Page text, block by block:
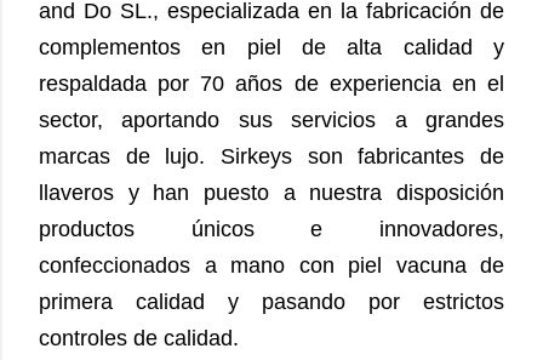
and Do SL., especializada en la fabricación de
complementos en piel de alta calidad y
respaldada por 70 años de experiencia en el
sector, aportando sus servicios a grandes
marcas de lujo. Sirkeys son fabricantes de
llaveros y han puesto a nuestra disposición
productos únicos e innovadores,
confeccionados a mano con piel vacuna de
primera calidad y pasando por estrictos
controles de calidad.